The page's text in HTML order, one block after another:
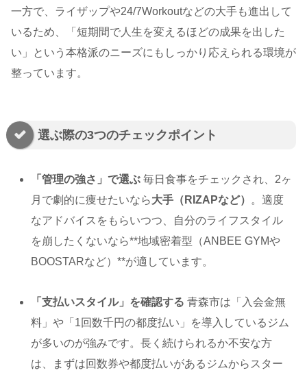
一方で、ライザップや24/7Workoutなどの大手も進出して
いるため、「短期間で人生を変えるほどの成果を出した
い」という本格派のニーズにもしっかり応えられる環境が
整っています。
選ぶ際の3つのチェックポイント
「管理の強さ」で選ぶ 毎日食事をチェックされ、2ヶ
月で劇的に痩せたいなら大手（RIZAPなど）
。適度
なアドバイスをもらいつつ、自分のライフスタイル
を崩したくないなら**地域密着型（ANBEE GYMや
BOOSTARなど）**が適しています。
「支払いスタイル」を確認する 青森市は「入会金無
料」や「1回数千円の都度払い」を導入しているジム
が多いのが強みです。長く続けられるか不安な方
は、まずは回数券や都度払いがあるジムからスター